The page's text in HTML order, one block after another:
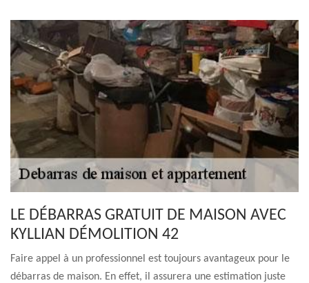
LE DÉBARRAS GRATUIT DE MAISON AVEC
KYLLIAN DÉMOLITION 42
Faire appel à un professionnel est toujours avantageux pour le
débarras de maison. En effet, il assurera une estimation juste